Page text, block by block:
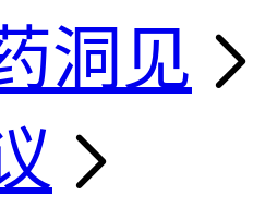
洞见